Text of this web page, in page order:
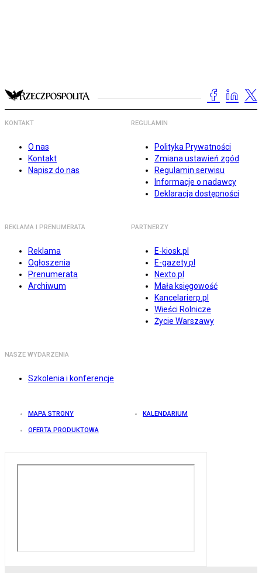
KONTAKT
O nas
Kontakt
Napisz do nas
REGULAMIN
Polityka Prywatności
Zmiana ustawień zgód
Regulamin serwisu
Informacje o nadawcy
Deklaracja dostępności
REKLAMA I PRENUMERATA
Reklama
Ogłoszenia
Prenumerata
Archiwum
PARTNERZY
E-kiosk.pl
E-gazety.pl
Nexto.pl
Mała księgowość
Kancelarierp.pl
Wieści Rolnicze
Życie Warszawy
NASZE WYDARZENIA
Szkolenia i konferencje
MAPA STRONY KALENDARIUM
OFERTA PRODUKTOWA